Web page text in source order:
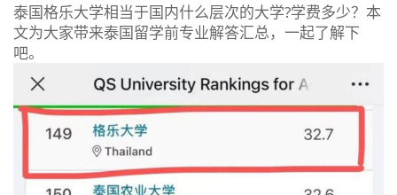
泰国格乐大学相当于国内什么层次的大学?学费多少？本
文为大家带来泰国留学前专业解答汇总，一起了解下
吧。